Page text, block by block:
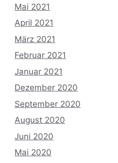
Mai 2021
April 2021
März 2021
Februar 2021
Januar 2021
Dezember 2020
September 2020
August 2020
Juni 2020
Mai 2020